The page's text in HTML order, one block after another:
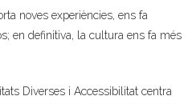
noves experiències, ens fa
en definitiva, la cultura ens fa més
Diverses i Accessibilitat centra